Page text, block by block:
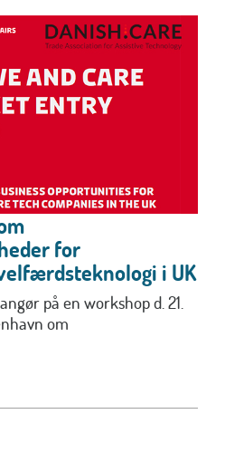
for
i UK
på en workshop d. 21.
om